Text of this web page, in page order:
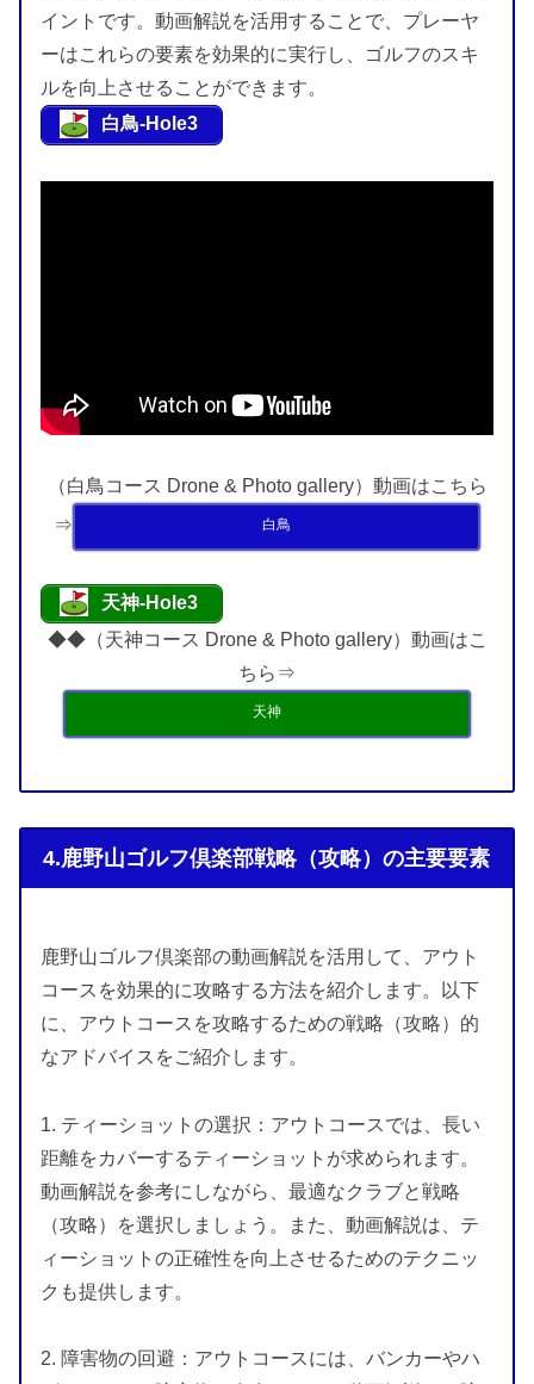
イントです。動画解説を活用することで、プレーヤ
ーはこれらの要素を効果的に実行し、ゴルフのスキ
ルを向上させることができます。
白鳥-Hole3
（白鳥コース Drone & Photo gallery）動画はこちら
⇒
白鳥
天神-Hole3
◆◆（天神コース Drone & Photo gallery）動画はこ
ちら⇒
天神
4.鹿野山ゴルフ倶楽部戦略（攻略）の主要要素
鹿野山ゴルフ倶楽部の動画解説を活用して、アウト
コースを効果的に攻略する方法を紹介します。以下
に、アウトコースを攻略するための戦略（攻略）的
なアドバイスをご紹介します。
1. ティーショットの選択：アウトコースでは、長い
距離をカバーするティーショットが求められます。
動画解説を参考にしながら、最適なクラブと戦略
（攻略）を選択しましょう。また、動画解説は、テ
ィーショットの正確性を向上させるためのテクニッ
クも提供します。
2. 障害物の回避：アウトコースには、バンカーやハ